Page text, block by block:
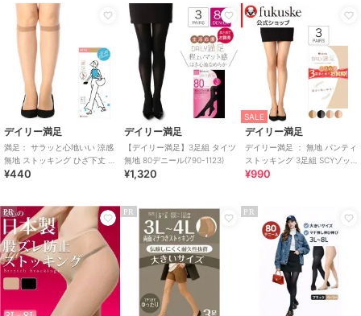
デイリー満足
満足： サラッと心地いい 涼感
無地 ストッキング ひざ下丈 コ
ンジュゲート(340-3101)
¥440
デイリー満足
【デイリー満足】3足組 タイツ
無地 80デニール(790-1123)
¥1,320
SALE
デイリー満足
デイリー満足 ： 無地 パンティ
ストッキング 3足組 SCYゾッ
キ(190-1901)
¥990
PR PR PR